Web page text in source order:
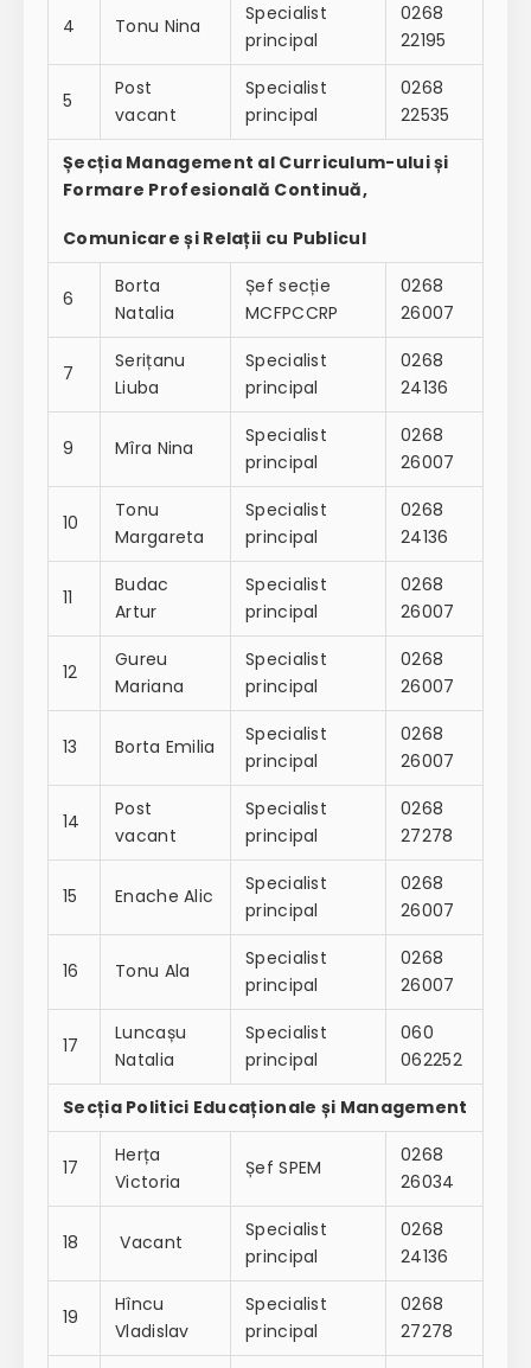
4 Tonu Nina
Specialist
principal
0268
22195
5
Post
vacant
Specialist
principal
0268
22535
Șecția Management al Curriculum-ului și
Formare Profesională Continuă,
Comunicare și Relații cu Publicul
6
Borta
Natalia
Șef secție
MCFPCCRP
0268
26007
7
Serițanu
Liuba
Specialist
principal
0268
24136
9 Mîra Nina
Specialist
principal
0268
26007
10
Tonu
Margareta
Specialist
principal
0268
24136
11
Budac
Artur
Specialist
principal
0268
26007
12
Gureu
Mariana
Specialist
principal
0268
26007
13 Borta Emilia
Specialist
principal
0268
26007
14
Post
vacant
Specialist
principal
0268
27278
15 Enache Alic
Specialist
principal
0268
26007
16 Tonu Ala
Specialist
principal
0268
26007
17
Luncașu
Natalia
Specialist
principal
060
062252
Secția Politici Educaționale și Management
17
Herța
Victoria
Șef SPEM
0268
26034
18 Vacant
Specialist
principal
0268
24136
19
Hîncu
Vladislav
Specialist
principal
0268
27278